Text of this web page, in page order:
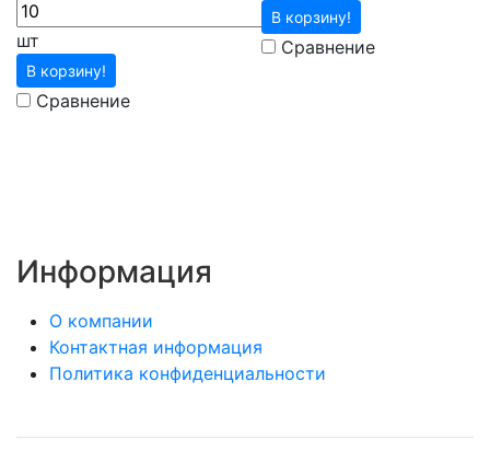
шт
В корзину!
Сравнение
В корзину!
Сравнение
Информация
О компании
Контактная информация
Политика конфиденциальности